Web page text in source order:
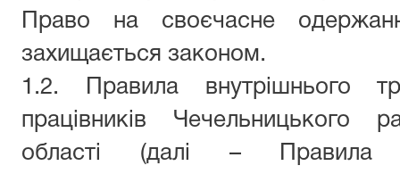
Право на своєчасне
захищається законом.
1.2. Правила внутрішнього
працівників Чечельницького
області (далі – Правила